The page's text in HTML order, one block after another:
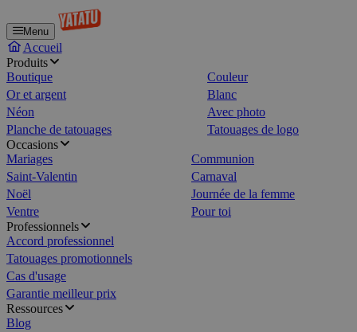
Menu
Accueil
Produits
Boutique
Couleur
Or et argent
Blanc
Néon
Avec photo
Planche de tatouages
Tatouages de logo
Occasions
Mariages
Communion
Saint-Valentin
Carnaval
Noël
Journée de la femme
Ventre
Pour toi
Professionnels
Accord professionnel
Tatouages promotionnels
Cas d'usage
Garantie meilleur prix
Ressources
Blog